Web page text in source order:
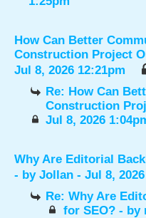
How Can Better
Construction Project
Jul 8, 2026 12:21pm
Re: How Can
Construction
Jul 8, 2026
Why Are Editorial
- by Jollan - Jul 8,
Re: Why Are
for SEO? - by